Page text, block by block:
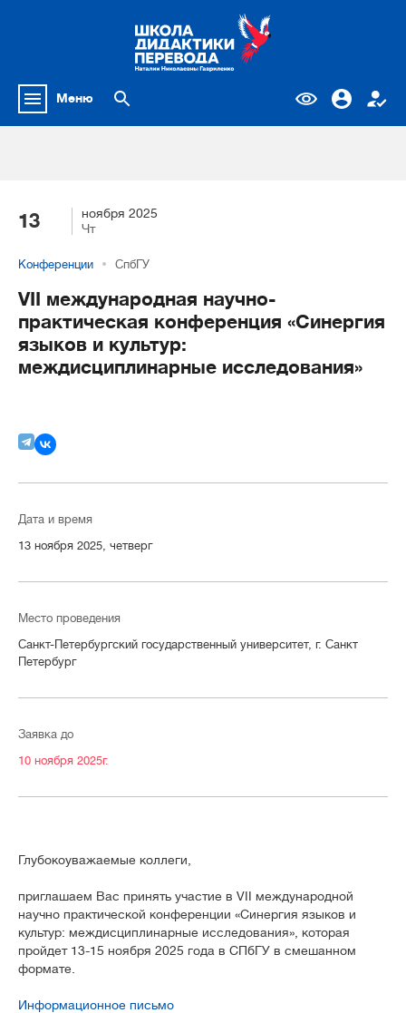
Меню
13
ноября 2025
Чт
Конференции СпбГУ
VII международная научно-
практическая конференция «Синергия
языков и культур:
междисциплинарные исследования»
Дата и время
13 ноября 2025, четверг
Место проведения
Санкт-Петербургский государственный университет, г. Санкт
Петербург
Заявка до
10 ноября 2025г.
Глубокоуважаемые коллеги,
приглашаем Вас принять участие в VII международной
научно практической конференции «Синергия языков и
культур: междисциплинарные исследования», которая
пройдет 13-15 ноября 2025 года в СПбГУ в смешанном
формате.
Информационное письмо